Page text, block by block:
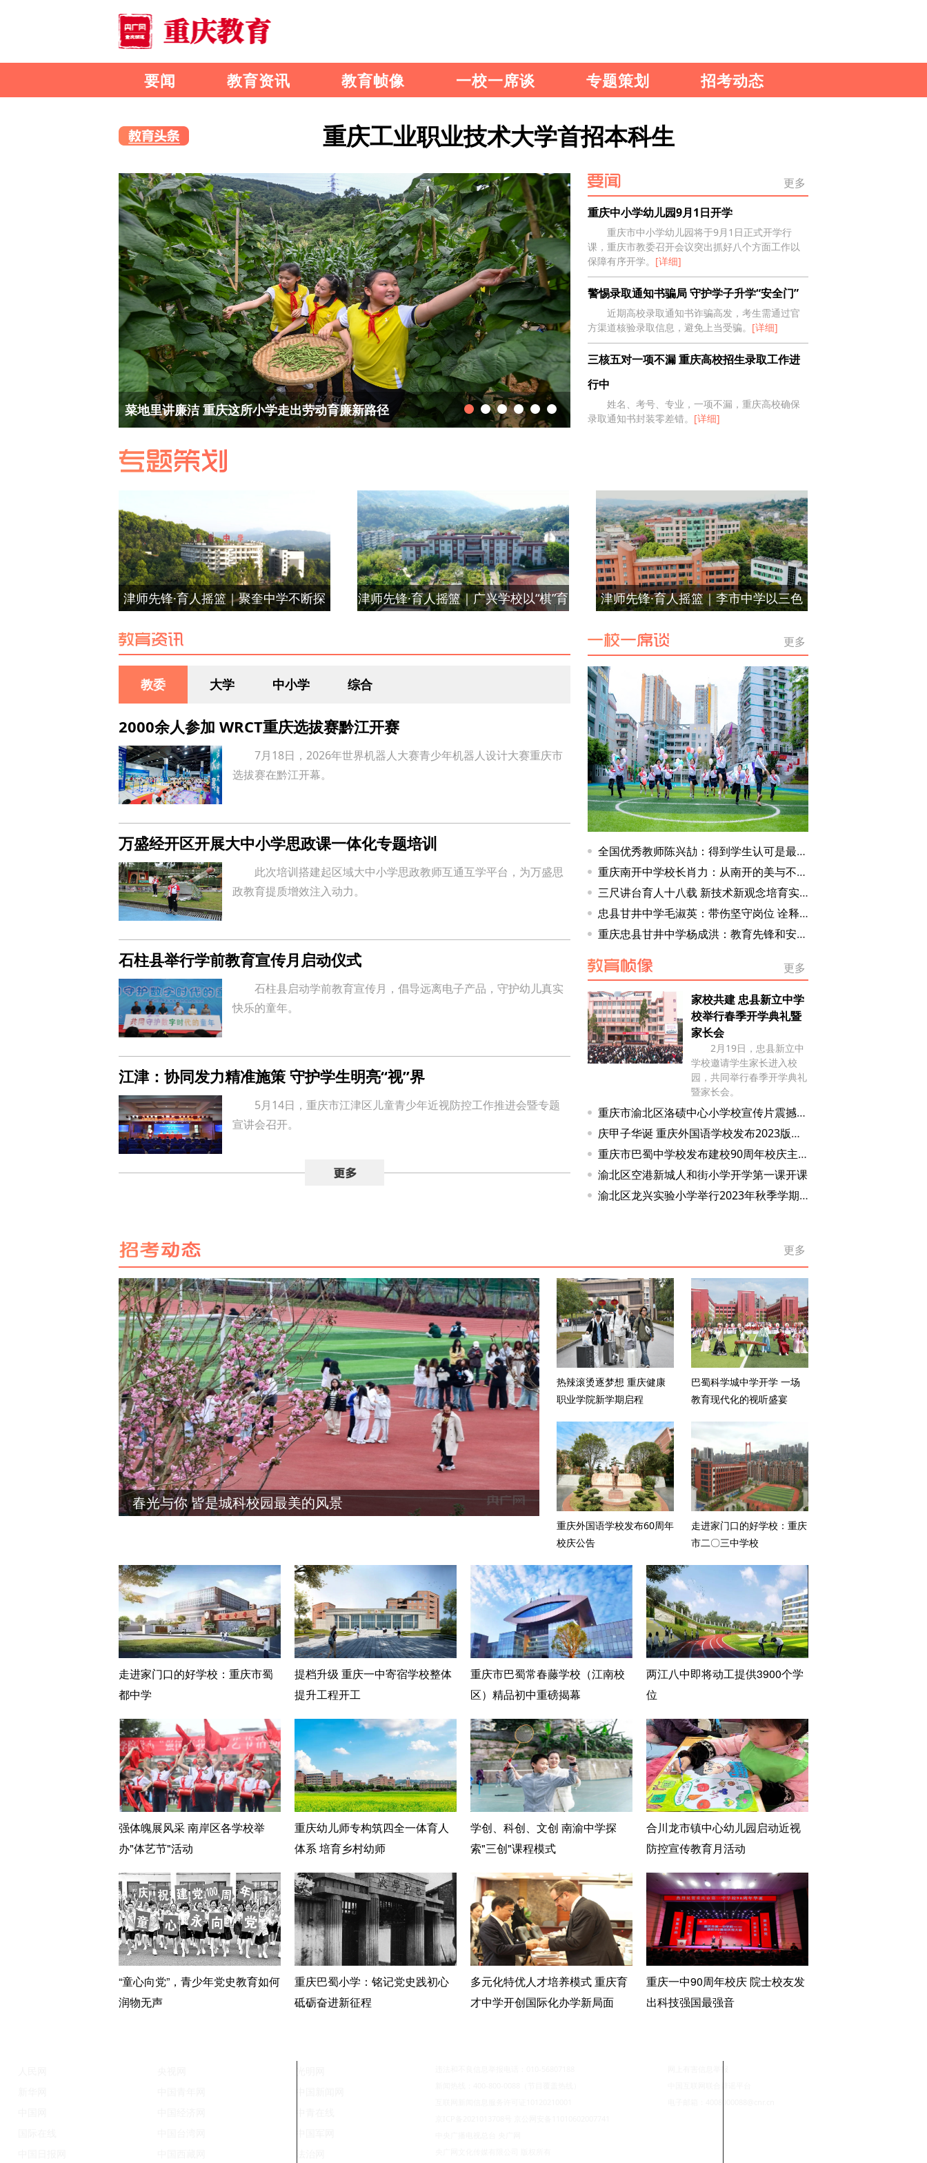
要闻 教育资讯 教育帧像 一校一席谈 专题策划 招考动态
重庆工业职业技术大学首招本科生
菜地里讲廉洁 重庆这所小学走出劳动育廉新路径 第六届中国语文教育高端论坛在重庆一中举行
更多
重庆中小学幼儿园9月1日开学
重庆市中小学幼儿园将于9月1日正式开学行
课，重庆市教委召开会议突出抓好八个方面工作以
保障有序开学。 [详细]
警惕录取通知书骗局 守护学子升学“安全门”
近期高校录取通知书诈骗高发，考生需通过官
方渠道核验录取信息，避免上当受骗。 [详细]
三核五对一项不漏 重庆高校招生录取工作进
行中
姓名、考号、专业，一项不漏，重庆高校确保
录取通知书封装零差错。 [详细]
津师先锋·育人摇篮｜聚奎中学不断探
津师先锋·育人摇篮｜广兴学校以“棋”育
津师先锋·育人摇篮｜李市中学以三色
教委 大学 中小学 综合
2000余人参加 WRCT重庆选拔赛黔江开赛
7月18日，2026年世界机器人大赛青少年机器人设计大赛重庆市
选拔赛在黔江开幕。
万盛经开区开展大中小学思政课一体化专题培训
此次培训搭建起区域大中小学思政教师互通互学平台，为万盛思
政教育提质增效注入动力。
石柱县举行学前教育宣传月启动仪式
石柱县启动学前教育宣传月，倡导远离电子产品，守护幼儿真实
快乐的童年。
江津：协同发力精准施策 守护学生明亮“视”界
5月14日，重庆市江津区儿童青少年近视防控工作推进会暨专题
宣讲会召开。
更多
全国优秀教师陈兴劼：得到学生认可是最大源动力
重庆南开中学校长肖力：从南开的美与不完美中发现自我
三尺讲台育人十八载 新技术新观念培育实践人才
忠县甘井中学毛淑英：带伤坚守岗位 诠释教育初心
重庆忠县甘井中学杨成洪：教育先锋和安全守护者
更多
家校共建 忠县新立中学
校举行春季开学典礼暨
家长会
2月19日，忠县新立中
学校邀请学生家长进入校
园，共同举行春季开学典礼
暨家长会。
重庆市渝北区洛碛中心小学校宣传片震撼来袭
庆甲子华诞 重庆外国语学校发布2023版校歌MV
重庆市巴蜀中学校发布建校90周年校庆主题曲《再相逢》
渝北区空港新城人和街小学开学第一课开课
渝北区龙兴实验小学举行2023年秋季学期开学典礼
更多
春光与你 皆是城科校园最美的风景
热辣滚烫逐梦想 重庆健康
职业学院新学期启程
巴蜀科学城中学开学 一场
教育现代化的视听盛宴
重庆外国语学校发布60周年
校庆公告
走进家门口的好学校：重庆
市二〇三中学校
走进家门口的好学校：重庆市蜀
都中学
提档升级 重庆一中寄宿学校整体
提升工程开工
重庆市巴蜀常春藤学校（江南校
区）精品初中重磅揭幕
两江八中即将动工提供3900个学
位
强体魄展风采 南岸区各学校举
办"体艺节"活动
重庆幼儿师专构筑四全一体育人
体系 培育乡村幼师
学创、科创、文创 南渝中学探
索"三创"课程模式
合川龙市镇中心幼儿园启动近视
防控宣传教育月活动
“童心向党”，青少年党史教育如何
润物无声
重庆巴蜀小学：铭记党史践初心
砥砺奋进新征程
多元化特优人才培养模式 重庆育
才中学开创国际化办学新局面
重庆一中90周年校庆 院士校友发
出科技强国最强音